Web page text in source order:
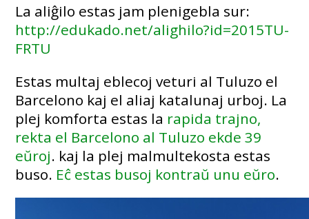
La aliĝilo estas jam plenigebla sur:
http://edukado.net/alighilo?id=2015TU-
FRTU
Estas multaj eblecoj veturi al Tuluzo el
Barcelono kaj el aliaj katalunaj urboj. La
plej komforta estas la rapida trajno,
rekta el Barcelono al Tuluzo ekde 39
eŭroj. kaj la plej malmultekosta estas
buso. Eĉ estas busoj kontraŭ unu eŭro.